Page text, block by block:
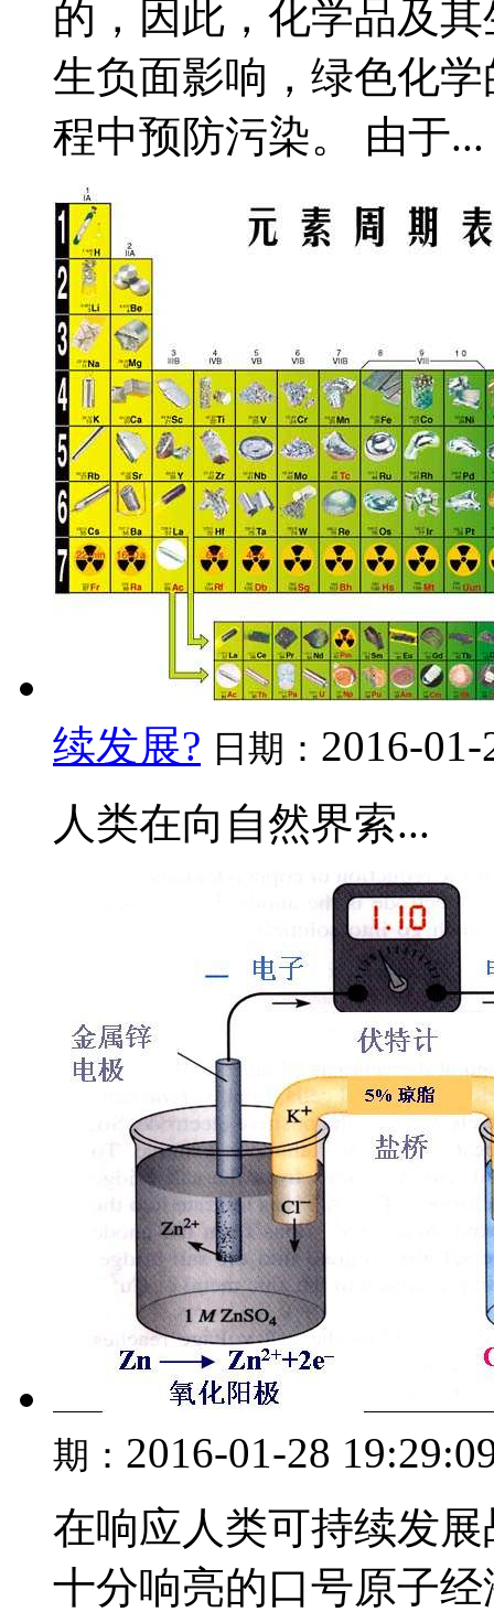
的，因此，化学品及
生负面影响，绿色化
程中预防污染。 由于...
续发展? 日期： 2016-
人类在向自然界索...
期： 2016-01-28
在响应人类可持续发
十分响亮的口号原子